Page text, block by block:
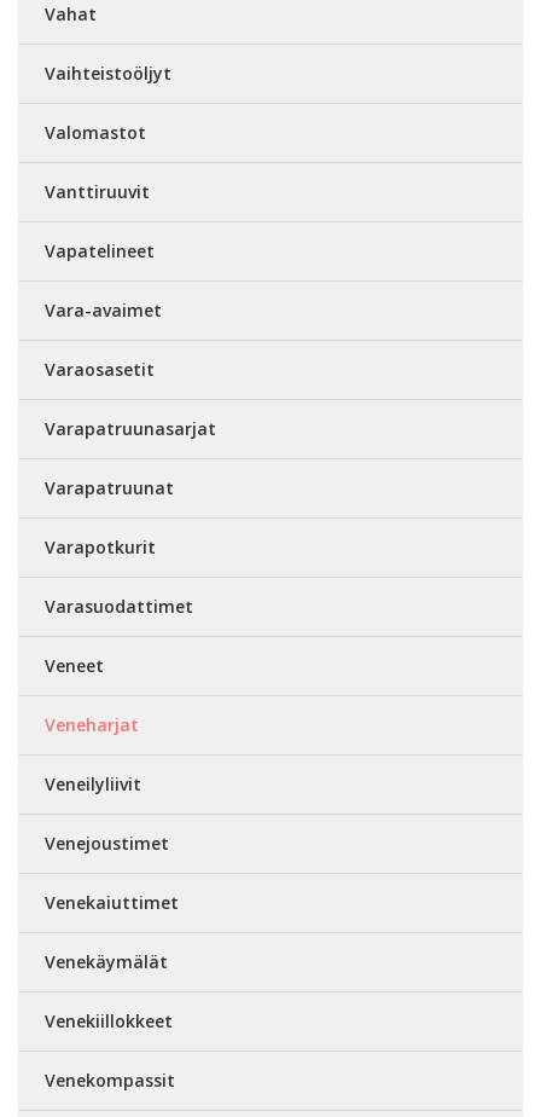
Vahat
Vaihteistoöljyt
Valomastot
Vanttiruuvit
Vapatelineet
Vara-avaimet
Varaosasetit
Varapatruunasarjat
Varapatruunat
Varapotkurit
Varasuodattimet
Veneet
Veneharjat
Veneilyliivit
Venejoustimet
Venekaiuttimet
Venekäymälät
Venekiillokkeet
Venekompassit